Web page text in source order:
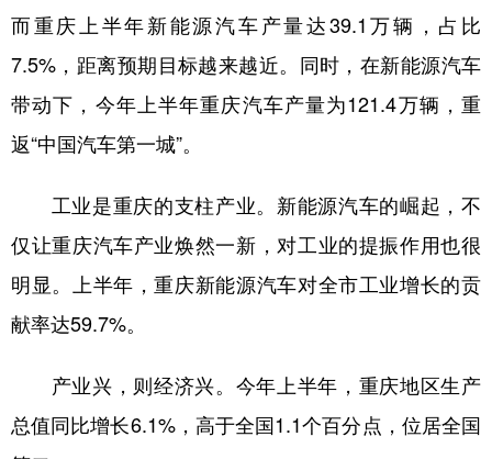
而重庆上半年新能源汽车产量达39.1万辆，占比
7.5%，距离预期目标越来越近。同时，在新能源汽车
带动下，今年上半年重庆汽车产量为121.4万辆，重
返“中国汽车第一城”。
工业是重庆的支柱产业。新能源汽车的崛起，不
仅让重庆汽车产业焕然一新，对工业的提振作用也很
明显。上半年，重庆新能源汽车对全市工业增长的贡
献率达59.7%。
产业兴，则经济兴。今年上半年，重庆地区生产
总值同比增长6.1%，高于全国1.1个百分点，位居全国